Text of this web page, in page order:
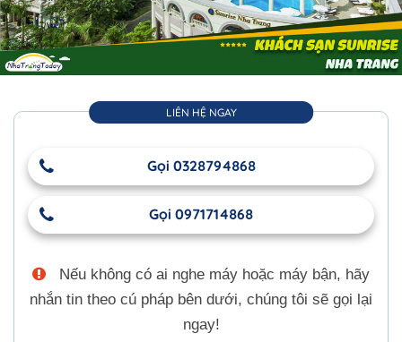
LIÊN HỆ NGAY
Gọi 0328794868
Gọi 0971714868
Nếu không có ai nghe máy hoặc máy bận, hãy
nhắn tin theo cú pháp bên dưới, chúng tôi sẽ gọi lại
ngay!